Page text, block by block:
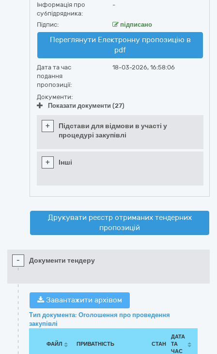
Інформація про
субпідрядника:
-
Підпис: підписано
Переглянути Електронну пропозицію в
pdf
Дата та час
подання
пропозиції:
18-03-2026, 16:58:06
Документи:
Показати документи (27)
+
Підстави для відмови в участі у
процедурі закупівлі
+ Інші
Друкувати реєстр отриманих тендерних
пропозицій
- Документи тендеру
Завантажити архівом
Тип документа: Оголошення про проведення
закупівлі
ФАЙЛ ПРИВАТНІСТЬ СТАН
ДАТА
ТА
ЧАС